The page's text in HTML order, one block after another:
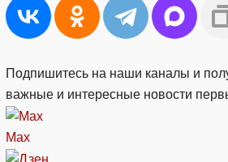
Подпишитесь на наши каналы и
важные и интересные новости
Max